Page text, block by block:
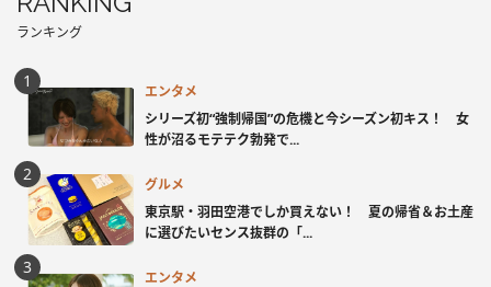
ランキング
エンタメ
シリーズ初“強制帰国”の危機と今シーズン初キス！ 女
性が沼るモテテク勃発で...
グルメ
東京駅・羽田空港でしか買えない！ 夏の帰省＆お土産
に選びたいセンス抜群の「...
エンタメ